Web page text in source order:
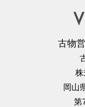
古物
岡山
第